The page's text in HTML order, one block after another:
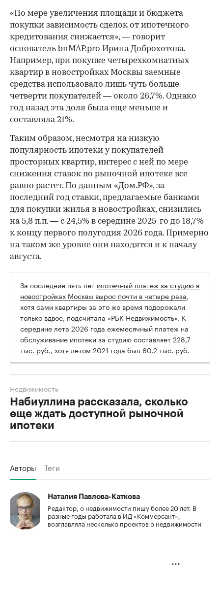
«По мере увеличения площади и бюджета
покупки зависимость сделок от ипотечного
кредитования снижается», — говорит
основатель bnMAP.pro Ирина Доброхотова.
Например, при покупке четырехкомнатных
квартир в новостройках Москвы заемные
средства использовало лишь чуть больше
четверти покупателей — около 26,7%. Однако
год назад эта доля была еще меньше и
составляла 21%.
Таким образом, несмотря на низкую
популярность ипотеки у покупателей
просторных квартир, интерес с ней по мере
снижения ставок по рыночной ипотеке все
равно растет. По данным «Дом.РФ», за
последний год ставки, предлагаемые банками
для покупки жилья в новостройках, снизились
на 5,8 п.п. — с 24,5% в середине 2025-го до 18,7%
к концу первого полугодия 2026 года. Примерно
на таком же уровне они находятся и к началу
августа.
За последние пять лет ипотечный платеж за студию в
новостройках Москвы вырос почти в четыре раза,
хотя сами квартиры за это же время подорожали
только вдвое, подсчитала «РБК Недвижимость». К
середине лета 2026 года ежемесячный платеж на
обслуживание ипотеки за студию составляет 228,7
тыс. руб., хотя летом 2021 года был 60,2 тыс. руб.
Набиуллина рассказала, сколько
еще ждать доступной рыночной
ипотеки
Недвижимость
Авторы Теги
Наталия Павлова-Каткова
Редактор, о недвижимости пишу более 20 лет. В
разные годы работала в ИД «Коммерсант»,
возглавляла несколько проектов о недвижимости